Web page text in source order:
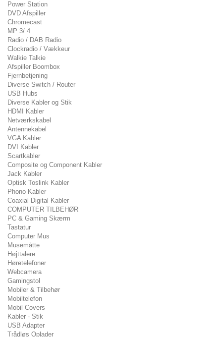
Power Station
DVD Afspiller
Chromecast
MP 3/ 4
Radio / DAB Radio
Clockradio / Vækkeur
Walkie Talkie
Afspiller Boombox
Fjernbetjening
Diverse Switch / Router
USB Hubs
Diverse Kabler og Stik
HDMI Kabler
Netværkskabel
Antennekabel
VGA Kabler
DVI Kabler
Scartkabler
Composite og Component Kabler
Jack Kabler
Optisk Toslink Kabler
Phono Kabler
Coaxial Digital Kabler
COMPUTER TILBEHØR
PC & Gaming Skærm
Tastatur
Computer Mus
Musemåtte
Højttalere
Høretelefoner
Webcamera
Gamingstol
Mobiler & Tilbehør
Mobiltelefon
Mobil Covers
Kabler - Stik
USB Adapter
Trådløs Oplader